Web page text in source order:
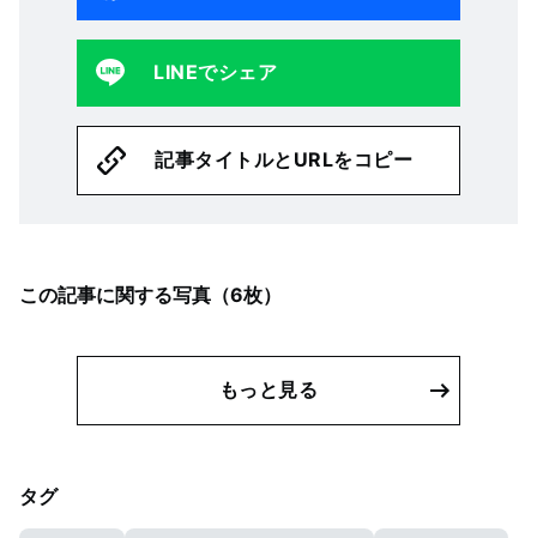
LINEでシェア
記事タイトルとURLをコピー
この記事に関する写真（6枚）
もっと見る
タグ